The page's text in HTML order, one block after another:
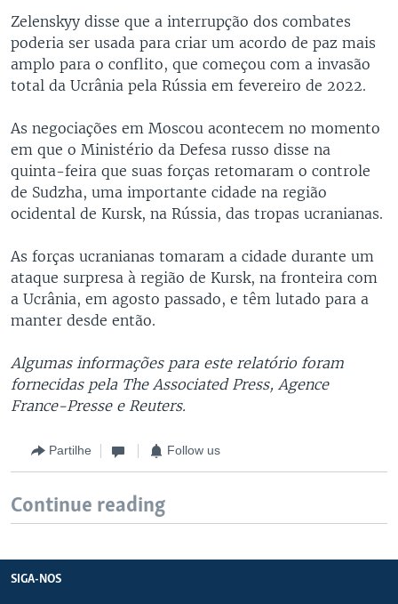
Zelenskyy disse que a interrupção dos combates
poderia ser usada para criar um acordo de paz mais
amplo para o conflito, que começou com a invasão
total da Ucrânia pela Rússia em fevereiro de 2022.
As negociações em Moscou acontecem no momento
em que o Ministério da Defesa russo disse na
quinta-feira que suas forças retomaram o controle
de Sudzha, uma importante cidade na região
ocidental de Kursk, na Rússia, das tropas ucranianas.
As forças ucranianas tomaram a cidade durante um
ataque surpresa à região de Kursk, na fronteira com
a Ucrânia, em agosto passado, e têm lutado para a
manter desde então.
Algumas informações para este relatório foram
fornecidas pela The Associated Press, Agence
France-Presse e Reuters.
Partilhe Follow us
Continue reading
SIGA-NOS